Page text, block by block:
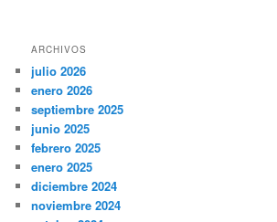
ARCHIVOS
julio 2026
enero 2026
septiembre 2025
junio 2025
febrero 2025
enero 2025
diciembre 2024
noviembre 2024